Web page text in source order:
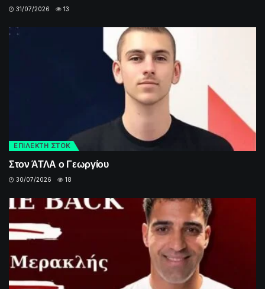
31/07/2026 13
ΕΠΙΛΕΚΤΗ ΣΤΟΚ
Στον ΆΤΛΑ ο Γεωργίου
30/07/2026 18